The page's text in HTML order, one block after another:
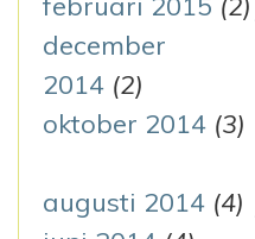
december
2014 (2)
oktober 2014 (3)
augusti 2014 (4)